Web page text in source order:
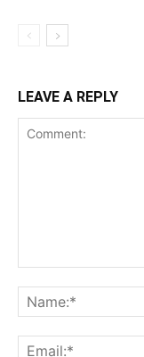
LEAVE A REPLY